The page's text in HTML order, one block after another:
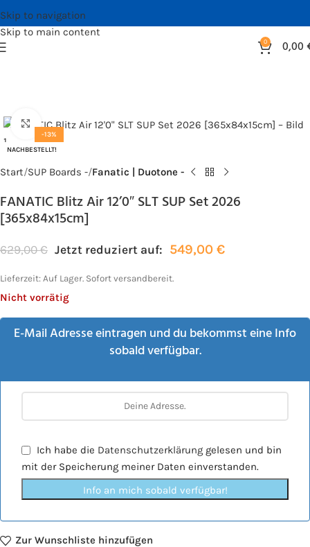
Skip to navigation
Skip to main content
0 0,00
-13%
NACHBESTELLT!
Bild vergrößern
Start SUP Boards - Fanatic | Duotone -
FANATIC Blitz Air 12’0″ SLT SUP Set 2026
[365x84x15cm]
629,00€ Jetzt reduziert auf: 549,00 €
Lieferzeit: Auf Lager. Sofort versandbereit.
Nicht vorrätig
E-Mail Adresse eintragen und du bekommst eine Info
sobald verfügbar.
Ich habe die Datenschutzerklärung gelesen und bin
mit der Speicherung meiner Daten einverstanden.
Info an mich sobald verfügbar!
Zur Wunschliste hinzufügen